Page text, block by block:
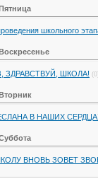
школьного
ЗДРАВСТВУЙ, ШКОЛА!
В НАШИХ
ВНОВЬ ЗОВЕТ